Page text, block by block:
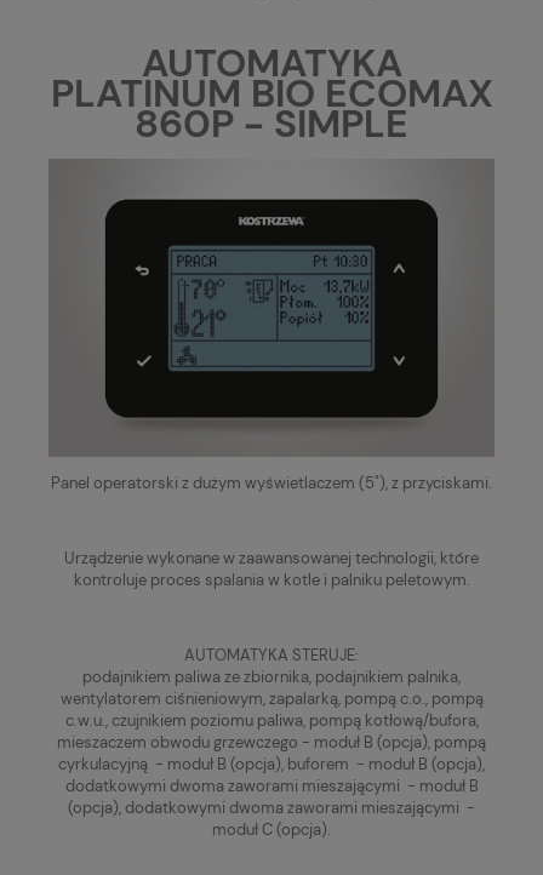
AUTOMATYKA
PLATINUM BIO ECOMAX
860P - SIMPLE
Panel operatorski z dużym wyświetlaczem (5"), z przyciskami.
Urządzenie wykonane w zaawansowanej technologii, które
kontroluje proces spalania w kotle i palniku peletowym.
AUTOMATYKA STERUJE:
podajnikiem paliwa ze zbiornika, podajnikiem palnika,
wentylatorem ciśnieniowym, zapalarką, pompą c.o., pompą
c.w.u., czujnikiem poziomu paliwa, pompą kotłową/bufora,
mieszaczem obwodu grzewczego - moduł B (opcja), pompą
cyrkulacyjną - moduł B (opcja), buforem - moduł B (opcja),
dodatkowymi dwoma zaworami mieszającymi - moduł B
(opcja), dodatkowymi dwoma zaworami mieszającymi -
moduł C (opcja).